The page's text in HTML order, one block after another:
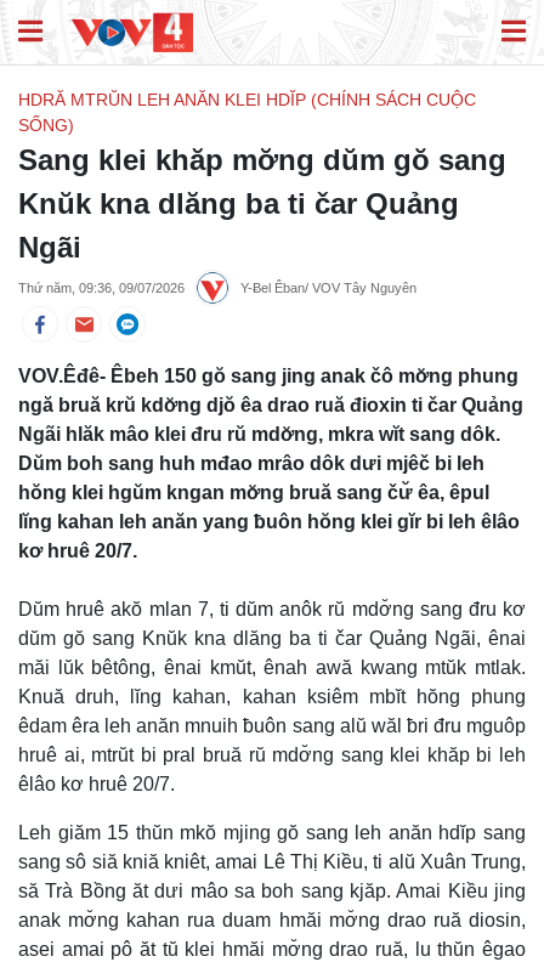
HDRĂ MTRŬN LEH ANĂN KLEI HDĬP (CHÍNH SÁCH CUỘC
SỐNG)
Sang klei khăp mơ̆ng dŭm gŏ sang
Knŭk kna dlăng ba ti čar Quảng
Ngãi
Thứ năm, 09:36, 09/07/2026 Y-Ƀel Êban/ VOV Tây Nguyên
VOV.Êđê- Êbeh 150 gŏ sang jing anak čô mơ̆ng phung
ngă bruă krŭ kdơ̆ng djŏ êa drao ruă đioxin ti čar Quảng
Ngãi hlăk mâo klei đru rŭ mdơ̆ng, mkra wĭt sang dôk.
Dŭm boh sang huh mđao mrâo dôk dưi mjêč bi leh
hŏng klei hgŭm kngan mơ̆ng bruă sang čư̆ êa, êpul
lĭng kahan leh anăn yang ƀuôn hŏng klei gĭr bi leh êlâo
kơ hruê 20/7.
Dŭm hruê akŏ mlan 7, ti dŭm anôk rŭ mdơ̆ng sang đru kơ
dŭm gŏ sang Knŭk kna dlăng ba ti čar Quảng Ngãi, ênai
măi lŭk bêtông, ênai kmŭt, ênah awă kwang mtŭk mtlak.
Knuă druh, lĭng kahan, kahan ksiêm mbĭt hŏng phung
êdam êra leh anăn mnuih ƀuôn sang alŭ wăl ƀri đru mguôp
hruê ai, mtrŭt bi pral bruă rŭ mdơ̆ng sang klei khăp bi leh
êlâo kơ hruê 20/7.
Leh giăm 15 thŭn mkŏ mjing gŏ sang leh anăn hdĭp sang
sang sô siă kniă kniêt, amai Lê Thị Kiều, ti alŭ Xuân Trung,
să Trà Bồng ăt dưi mâo sa boh sang kjăp. Amai Kiều jing
anak mơ̆ng kahan rua duam hmăi mơ̆ng drao ruă diosin,
asei amai pô ăt tŭ klei hmăi mơ̆ng drao ruă, lu thŭn êgao